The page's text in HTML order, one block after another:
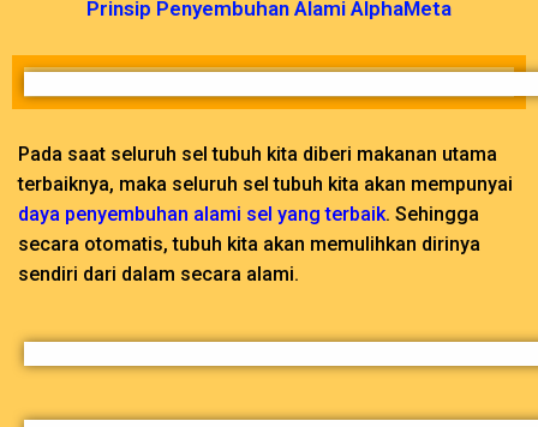
Prinsip Penyembuhan Alami AlphaMeta
Pada saat seluruh sel tubuh kita diberi makanan utama
terbaiknya, maka seluruh sel tubuh kita akan mempunyai
daya penyembuhan alami sel yang terbaik. Sehingga
secara otomatis, tubuh kita akan memulihkan dirinya
sendiri dari dalam secara alami.